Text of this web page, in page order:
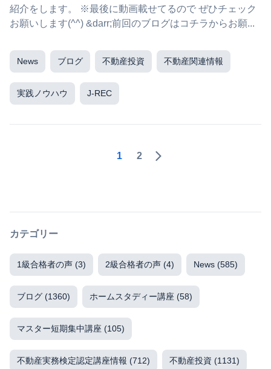
紹介をします。 ※最後に動画載せてるので ぜひチェック
お願いします(^^) &darr;前回のブログはコチラからお願...
News ブログ 不動産投資 不動産関連情報
実践ノウハウ J-REC
1 2
カテゴリー
1級合格者の声 (3) 2級合格者の声 (4) News (585)
ブログ (1360) ホームスタディー講座 (58)
マスター短期集中講座 (105)
不動産実務検定認定講座情報 (712) 不動産投資 (1131)